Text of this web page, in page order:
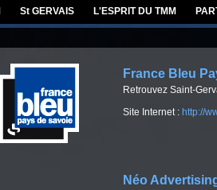
France Bleu
Retrouvez Saint-
Site Internet : http://
Néo
St GERVAIS L'ESPRIT DU TMM